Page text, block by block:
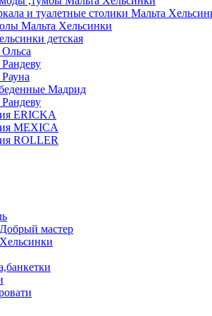
и туалетные столики Мальта
Мальта Хельсинки
детская
Мадрид
ERICKA
MEXICA
ROLLER
мастер